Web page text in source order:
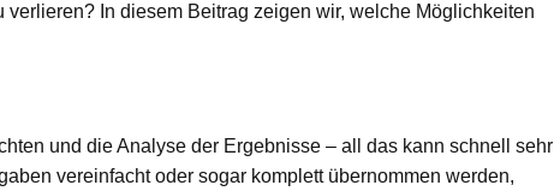
In diesem Beitrag zeigen wir, welche Möglichkeiten
und die Analyse der Ergebnisse – all das kann schnell sehr
vereinfacht oder sogar komplett übernommen werden,